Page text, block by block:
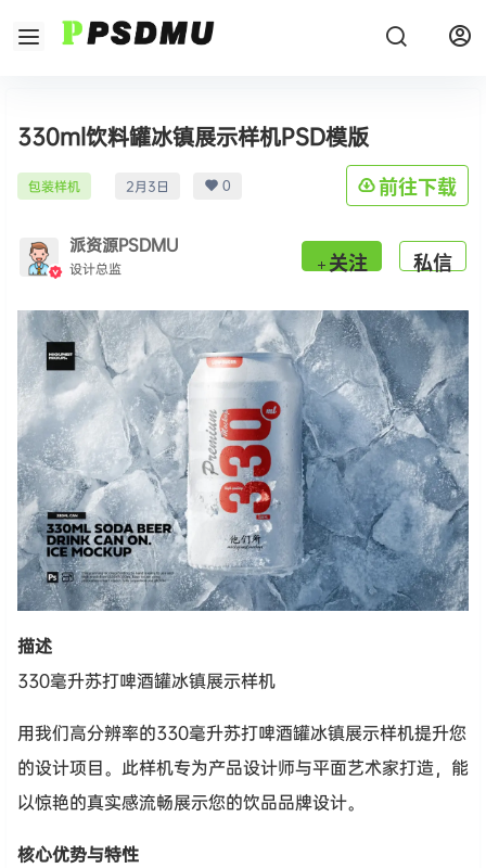
330ml饮料罐冰镇展示样机PSD模版
包装样机 2月3日 0 前往下载
派资源PSDMU
设计总监 关注 私信
描述
330毫升苏打啤酒罐冰镇展示样机
用我们高分辨率的330毫升苏打啤酒罐冰镇展示样机提升您
的设计项目。此样机专为产品设计师与平面艺术家打造，能
以惊艳的真实感流畅展示您的饮品品牌设计。
核心优势与特性